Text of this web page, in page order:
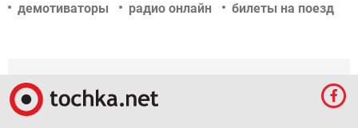
демотиваторы радио онлайн билеты на поезд